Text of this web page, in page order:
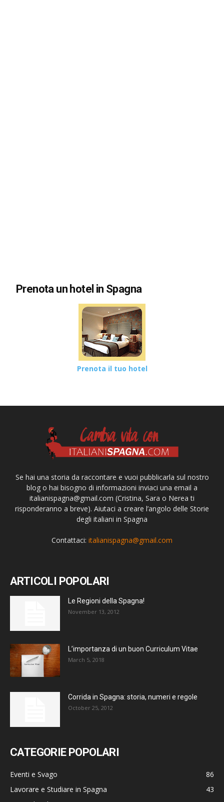
Prenota un hotel in Spagna
Prenota il tuo hotel
Se hai una storia da raccontare e vuoi pubblicarla sul nostro
blog o hai bisogno di informazioni inviaci una email a
italianispagna@gmail.com (Cristina, Sara o Nerea ti
risponderanno a breve). Aiutaci a creare l’angolo delle Storie
degli italiani in Spagna
Contattaci: italianispagna@gmail.com
ARTICOLI POPOLARI
Le Regioni della Spagna!
November 13, 2012
L’importanza di un buon Curriculum Vitae
March 5, 2018
Corrida in Spagna: storia, numeri e regole
October 25, 2012
CATEGORIE POPOLARI
Eventi e Svago
86
Lavorare e Studiare in Spagna
43